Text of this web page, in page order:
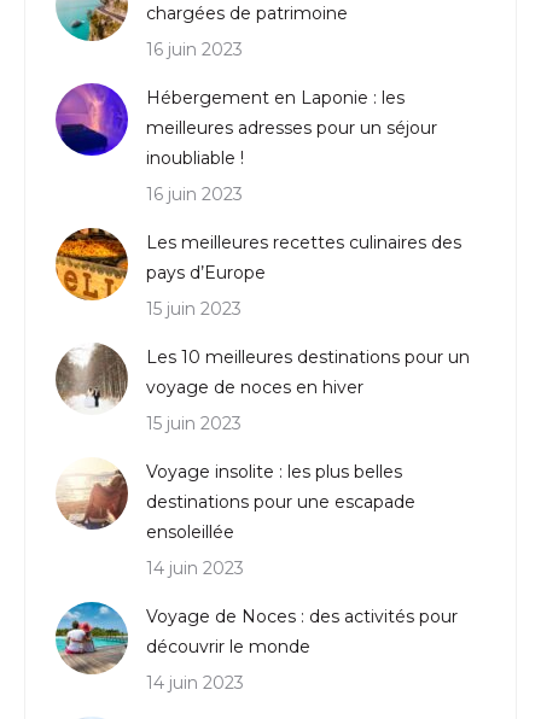
chargées de patrimoine
16 juin 2023
Hébergement en Laponie : les
meilleures adresses pour un séjour
inoubliable !
16 juin 2023
Les meilleures recettes culinaires des
pays d’Europe
15 juin 2023
Les 10 meilleures destinations pour un
voyage de noces en hiver
15 juin 2023
Voyage insolite : les plus belles
destinations pour une escapade
ensoleillée
14 juin 2023
Voyage de Noces : des activités pour
découvrir le monde
14 juin 2023